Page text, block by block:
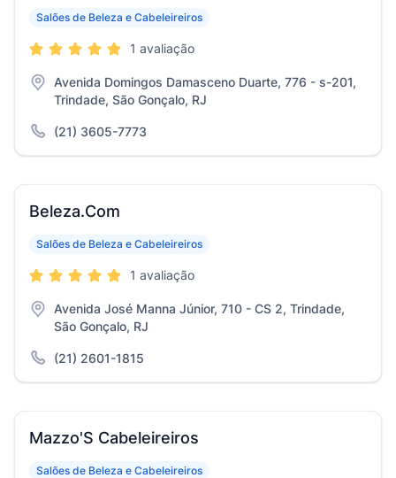
Salões de Beleza e Cabeleireiros
1 avaliação
Avenida Domingos Damasceno Duarte, 776 - s-201,
Trindade, São Gonçalo, RJ
(21) 3605-7773
Beleza.Com
Salões de Beleza e Cabeleireiros
1 avaliação
Avenida José Manna Júnior, 710 - CS 2, Trindade,
São Gonçalo, RJ
(21) 2601-1815
Mazzo'S Cabeleireiros
Salões de Beleza e Cabeleireiros